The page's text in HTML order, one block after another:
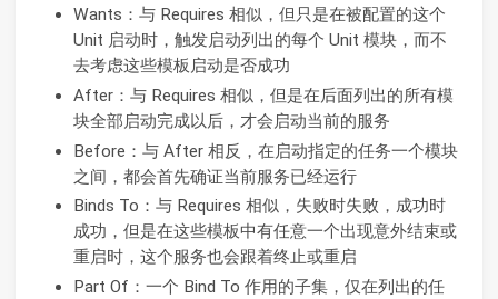
Wants：与 Requires 相似，但只是在被配置的这个
Unit 启动时，触发启动列出的每个 Unit 模块，而不
去考虑这些模板启动是否成功
After：与 Requires 相似，但是在后面列出的所有模
块全部启动完成以后，才会启动当前的服务
Before：与 After 相反，在启动指定的任务一个模块
之间，都会首先确证当前服务已经运行
Binds To：与 Requires 相似，失败时失败，成功时
成功，但是在这些模板中有任意一个出现意外结束或
重启时，这个服务也会跟着终止或重启
Part Of：一个 Bind To 作用的子集，仅在列出的任